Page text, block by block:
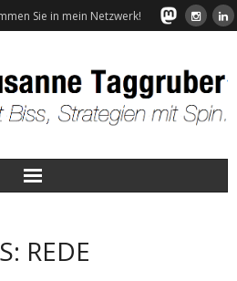
Sie in mein Netzwerk!
REDE